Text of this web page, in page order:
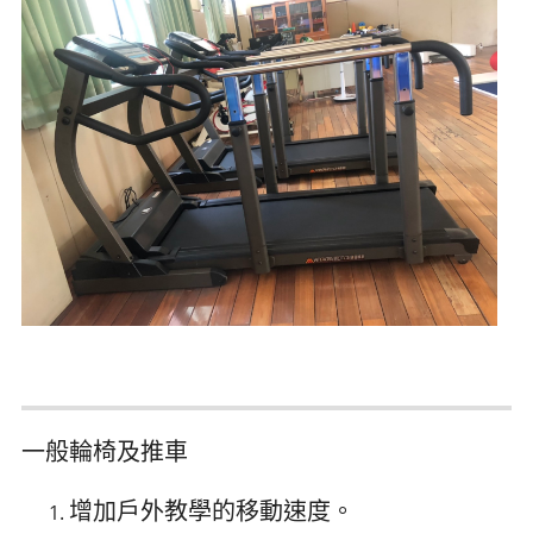
一般輪椅及推車
增加戶外教學的移動速度。